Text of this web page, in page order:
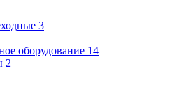
3
оборудование 14
2